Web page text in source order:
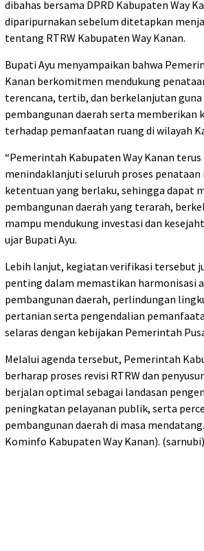
dibahas bersama DPRD Kabupaten Way
diparipurnakan sebelum ditetapkan
tentang RTRW Kabupaten Way Kanan.
Bupati Ayu menyampaikan bahwa
Kanan berkomitmen mendukung
terencana, tertib, dan berkelanjutan guna
pembangunan daerah serta memberikan
terhadap pemanfaatan ruang di wilayah
“Pemerintah Kabupaten Way Kanan
menindaklanjuti seluruh proses penataan
ketentuan yang berlaku, sehingga dapat
pembangunan daerah yang terarah,
mampu mendukung investasi dan
ujar Bupati Ayu.
Lebih lanjut, kegiatan verifikasi tersebut
penting dalam memastikan harmonisasi
pembangunan daerah, perlindungan
pertanian serta pengendalian
selaras dengan kebijakan Pemerintah
Melalui agenda tersebut, Pemerintah
berharap proses revisi RTRW dan
berjalan optimal sebagai landasan
peningkatan pelayanan publik, serta
pembangunan daerah di masa
Kominfo Kabupaten Way Kanan). (sarnubi)